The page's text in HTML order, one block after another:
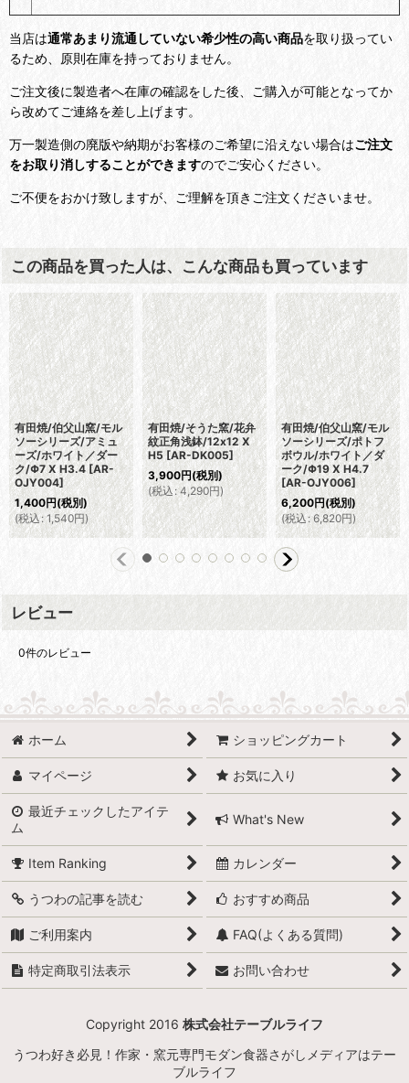
当店は通常あまり流通していない希少性の高い商品を取り扱ってい
るため、原則在庫を持っておりません。
ご注文後に製造者へ在庫の確認をした後、ご購入が可能となってか
ら改めてご連絡を差し上げます。
万一製造側の廃版や納期がお客様のご希望に沿えない場合はご注文
をお取り消しすることができますのでご安心ください。
ご不便をおかけ致しますが、ご理解を頂きご注文くださいませ。
この商品を買った人は、こんな商品も買っています
有田焼/伯父山窯/モル
ソーシリーズ/アミュ
ーズ/ホワイト／ダー
ク/Φ7 X H3.4 [AR-
OJY004]
1,400円(税別)
(税込: 1,540円)
有田焼/そうた窯/花弁
紋正角浅鉢/12x12 X
H5 [AR-DK005]
3,900円(税別)
(税込 : 4,290円)
有田焼/伯父山窯/モル
ソーシリーズ/ポトフ
ボウル/ホワイト／ダ
ーク/Φ19 X H4.7
[AR-OJY006]
6,200円(税別)
(税込: 6,820円)
レビュー
0件のレビュー
ホーム ショッピングカート
マイページ お気に入り
最近チェックしたアイテ
ム
What's New
Item Ranking カレンダー
うつわの記事を読む おすすめ商品
ご利用案内 FAQ(よくある質問)
特定商取引法表示 お問い合わせ
Copyright 2016 株式会社テーブルライフ
うつわ好き必見！作家・窯元専門モダン食器さがしメディアはテー
ブルライフ